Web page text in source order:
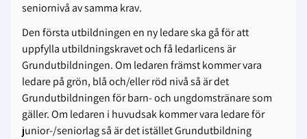
seniornivå av samma krav.
Den första utbildningen en ny ledare ska gå för att
uppfylla utbildningskravet och få ledarlicens är
Grundutbildningen. Om ledaren främst kommer vara
ledare på grön, blå och/eller röd nivå så är det
Grundutbildningen för barn- och ungdomstränare som
gäller. Om ledaren i huvudsak kommer vara ledare för
junior-/seniorlag så är det istället Grundutbildning